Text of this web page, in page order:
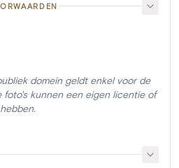
domein geldt enkel voor de
kunnen een eigen licentie of